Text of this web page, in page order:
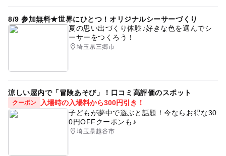
8/9 参加無料★世界にひとつ！オリジナルシーサーづくり
夏の思い出づくり体験♪好きな色を選んでシ
ーサーをつくろう！
埼玉県三郷市
涼しい屋内で「冒険あそび」！口コミ高評価のスポット
クーポン
入場時の入場料から300円引き！
子どもが夢中で遊ぶと話題！今ならお得な30
0円OFFクーポンも♪
埼玉県越谷市